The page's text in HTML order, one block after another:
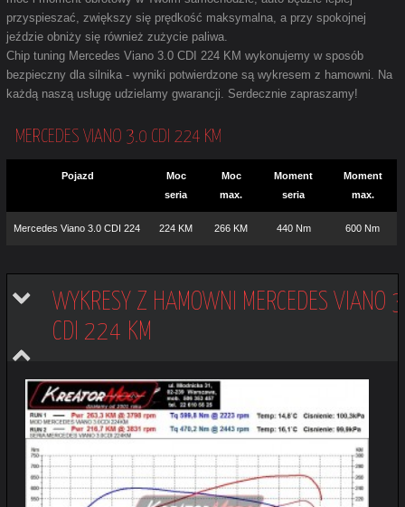
przyspieszać, zwiększy się prędkość maksymalna, a przy spokojnej
jeździe obniży się również zużycie paliwa.
Chip tuning Mercedes Viano 3.0 CDI 224 KM wykonujemy w sposób
bezpieczny dla silnika - wyniki potwierdzone są wykresem z hamowni. Na
każdą naszą usługę udzielamy gwarancji. Serdecznie zapraszamy!
MERCEDES VIANO 3.0 CDI 224 KM
Pojazd
Moc
seria
Moc
max.
Moment
seria
Moment
max.
Mercedes Viano 3.0 CDI 224 224 KM 266 KM 440 Nm 600 Nm
WYKRESY Z HAMOWNI MERCEDES VIANO
CDI 224 KM